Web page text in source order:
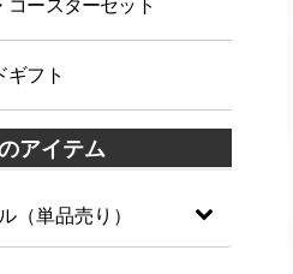
コースターセット
ギフト
アイテム
（単品売り）